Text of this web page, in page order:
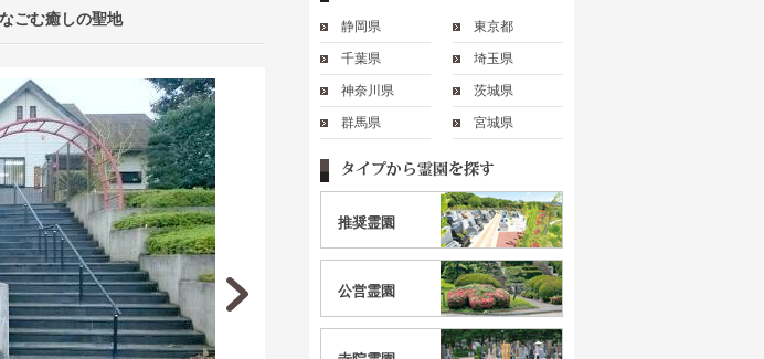
ごむ癒しの聖地 静岡県 東京都
千葉県 埼玉県
神奈川県 茨城県
群馬県 宮城県
推奨霊園
公営霊園